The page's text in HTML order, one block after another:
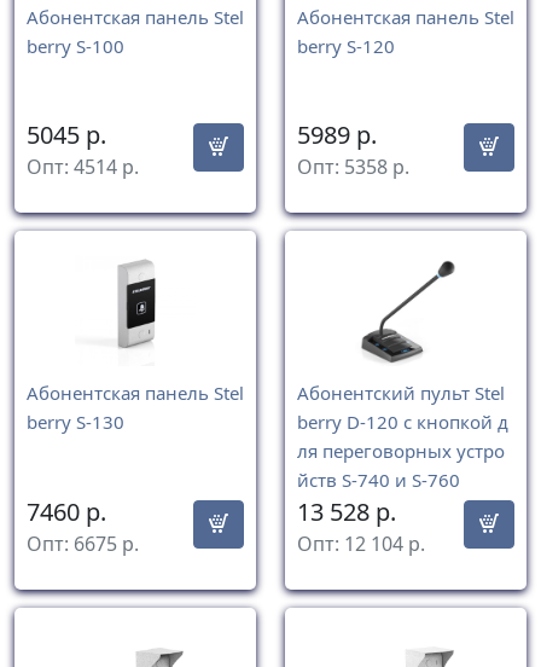
Абонентская панель Stel
berry S-100
5045 р.
Опт: 4514 р.
Абонентская панель Stel
berry S-120
5989 р.
Опт: 5358 р.
Абонентская панель Stel
berry S-130
7460 р.
Опт: 6675 р.
Абонентский пульт Stel
berry D-120 с кнопкой д
ля переговорных устро
йств S-740 и S-760
13 528 р.
Опт: 12 104 р.